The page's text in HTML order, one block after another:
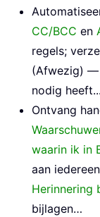
CC/BCC en
regels;
(Afwezig) —
nodig heeft...
Ontvang
waarin ik in
aan
Herinnering
bijlagen…